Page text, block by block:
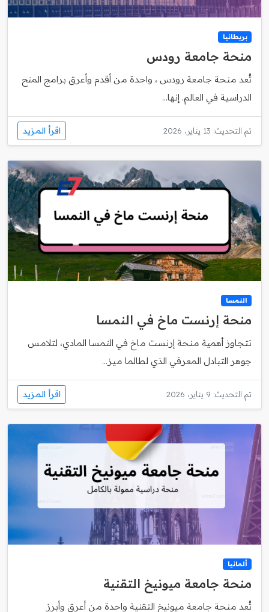
بريطانيا
منحة جامعة رودس
تُعد منحة جامعة رودس ، واحدة من أقدم وأعرق برامج المنح
الدراسية في العالم. إنها...
تم التحديث: 13 يناير، 2026 اقرأ المزيد
النمسا
منحة إرنست ماخ في النمسا
تتجاوز أهمية منحة إرنست ماخ في النمسا المادي، لتلامس
جوهر التبادل المعرفي الذي لطالما ميز...
تم التحديث: 9 يناير، 2026 اقرأ المزيد
ألمانيا
منحة جامعة ميونيخ التقنية
تُعد منحة جامعة ميونيخ التقنية واحدة من أعرق وأبرز